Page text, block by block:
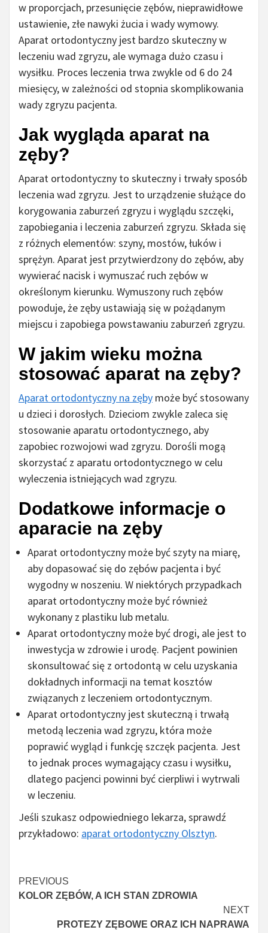
w proporcjach, przesunięcie zębów, nieprawidłowe
ustawienie, złe nawyki żucia i wady wymowy.
Aparat ortodontyczny jest bardzo skuteczny w
leczeniu wad zgryzu, ale wymaga dużo czasu i
wysiłku. Proces leczenia trwa zwykle od 6 do 24
miesięcy, w zależności od stopnia skomplikowania
wady zgryzu pacjenta.
Jak wygląda aparat na
zęby?
Aparat ortodontyczny to skuteczny i trwały sposób
leczenia wad zgryzu. Jest to urządzenie służące do
korygowania zaburzeń zgryzu i wyglądu szczęki,
zapobiegania i leczenia zaburzeń zgryzu. Składa się
z różnych elementów: szyny, mostów, łuków i
sprężyn. Aparat jest przytwierdzony do zębów, aby
wywierać nacisk i wymuszać ruch zębów w
określonym kierunku. Wymuszony ruch zębów
powoduje, że zęby ustawiają się w pożądanym
miejscu i zapobiega powstawaniu zaburzeń zgryzu.
W jakim wieku można
stosować aparat na zęby?
Aparat ortodontyczny na zęby może być stosowany
u dzieci i dorosłych. Dzieciom zwykle zaleca się
stosowanie aparatu ortodontycznego, aby
zapobiec rozwojowi wad zgryzu. Dorośli mogą
skorzystać z aparatu ortodontycznego w celu
wyleczenia istniejących wad zgryzu.
Dodatkowe informacje o
aparacie na zęby
Aparat ortodontyczny może być szyty na miarę,
aby dopasować się do zębów pacjenta i być
wygodny w noszeniu. W niektórych przypadkach
aparat ortodontyczny może być również
wykonany z plastiku lub metalu.
Aparat ortodontyczny może być drogi, ale jest to
inwestycja w zdrowie i urodę. Pacjent powinien
skonsultować się z ortodontą w celu uzyskania
dokładnych informacji na temat kosztów
związanych z leczeniem ortodontycznym.
Aparat ortodontyczny jest skuteczną i trwałą
metodą leczenia wad zgryzu, która może
poprawić wygląd i funkcję szczęk pacjenta. Jest
to jednak proces wymagający czasu i wysiłku,
dlatego pacjenci powinni być cierpliwi i wytrwali
w leczeniu.
Jeśli szukasz odpowiedniego lekarza, sprawdź
przykładowo: aparat ortodontyczny Olsztyn.
Continue
Reading
PREVIOUS
KOLOR ZĘBÓW, A ICH STAN ZDROWIA
NEXT
PROTEZY ZĘBOWE ORAZ ICH NAPRAWA